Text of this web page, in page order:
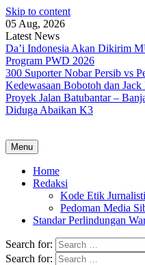
Skip to content
05 Aug, 2026
Latest News
Da’i Indonesia Akan Dikirim
Program PWD 2026
300 Suporter Nobar Persib vs
Kedewasaan Bobotoh dan
Proyek Jalan Batubantar –
Diduga Abaikan K3
Menu
Home
Redaksi
Kode Etik
Pedoman Media
Standar Perlindungan
Search for:
Search for: